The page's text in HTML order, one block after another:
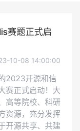
赛题正式启
10-08 14:00:00
2023开源和信
赛正式启动！大
高等院校、科研
资源，充分发挥
开源共享、共建